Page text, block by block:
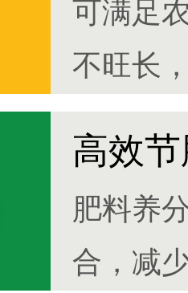
可满足
不旺长
高效
肥料养
合，减